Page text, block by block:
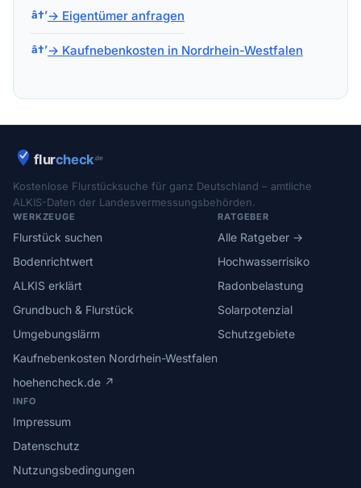
→ Eigentümer anfragen
→ Kaufnebenkosten in Nordrhein-Westfalen
Kostenlose Flurstücksuche für ganz Deutschland – amtliche
ALKIS-Daten der Landesvermessungsbehörden.
WERKZEUGE
Flurstück suchen
Bodenrichtwert
ALKIS erklärt
Grundbuch & Flurstück
Umgebungslärm
Kaufnebenkosten Nordrhein-Westfalen
hoehencheck.de ↗
RATGEBER
Alle Ratgeber →
Hochwasserrisiko
Radonbelastung
Solarpotenzial
Schutzgebiete
INFO
Impressum
Datenschutz
Nutzungsbedingungen